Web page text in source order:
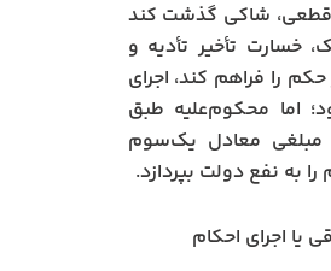
شاکی گذشت کند
خسارت تأخیر تأدیه و
را فراهم کند، اجرای
اما محکوم‌علیه طبق
باید مبلغی معادل یک‌سوم
به نفع دولت بپردازد.
یا اجرای احکام